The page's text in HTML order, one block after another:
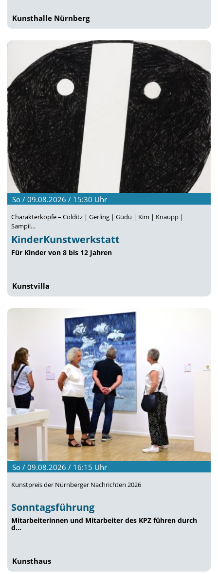
Kunsthalle Nürnberg
So / 09.08.2026 / 15:30 Uhr
Charakterköpfe – Colditz | Gerling | Güdü | Kim | Knaupp |
Sampil…
KinderKunstwerkstatt
Für Kinder von 8 bis 12 Jahren
Kunstvilla
So / 09.08.2026 / 16:15 Uhr
Kunstpreis der Nürnberger Nachrichten 2026
Sonntagsführung
Mitarbeiterinnen und Mitarbeiter des KPZ führen durch
d…
Kunsthaus